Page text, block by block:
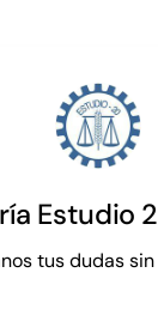
Estudio
tus dudas